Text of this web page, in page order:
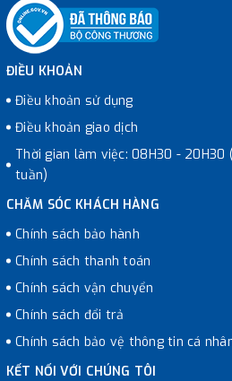
ĐIỀU KHOẢN
Điều khoản sử dụng
Điều khoản giao dịch
Thời gian làm việc: 08H30 -
tuần)
CHĂM SÓC KHÁCH HÀNG
Chính sách bảo hành
Chính sách thanh toán
Chính sách vận chuyển
Chính sách đổi trả
Chính sách bảo vệ thông tin cá
KẾT NỐI VỚI CHÚNG TÔI